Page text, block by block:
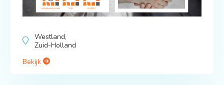
Westland,
Zuid-Holland
Bekijk